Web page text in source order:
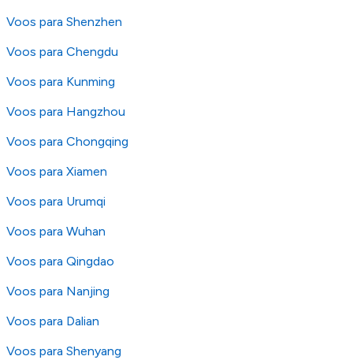
Voos para Shenzhen
Voos para Chengdu
Voos para Kunming
Voos para Hangzhou
Voos para Chongqing
Voos para Xiamen
Voos para Urumqi
Voos para Wuhan
Voos para Qingdao
Voos para Nanjing
Voos para Dalian
Voos para Shenyang